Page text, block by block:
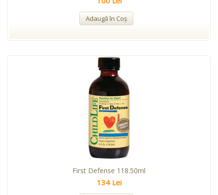
Adaugă în Coş
First Defense 118.50ml
134 Lei